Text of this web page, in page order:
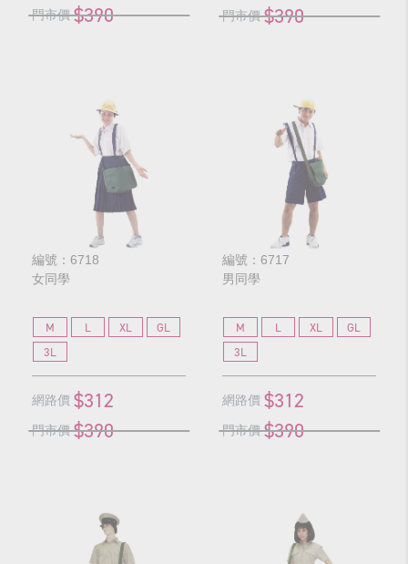
門市價 $390 門市價 $390
編號：6718
女同學
M L XL
GL
3L
網路價 $312
門市價 $390
編號：6717
男同學
M L XL
GL
3L
網路價 $312
門市價 $390